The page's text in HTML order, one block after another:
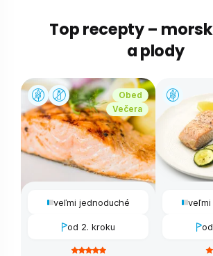
Top recepty –
a plody
Obed
Večera
veľmi jednoduché
od 2. kroku
veľmi